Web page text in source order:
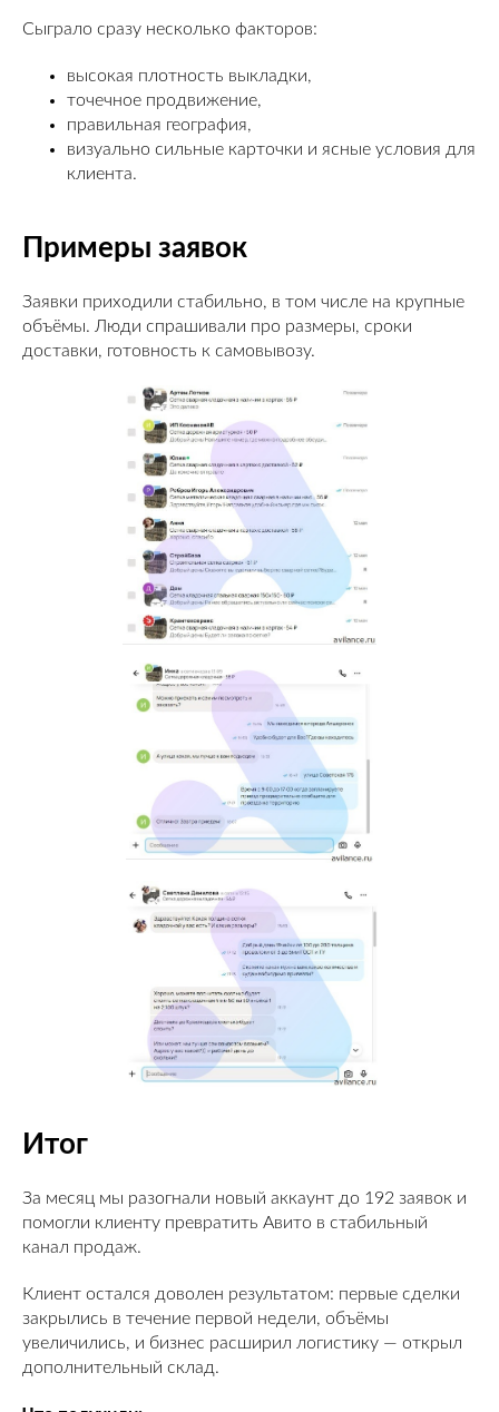
Сыграло сразу несколько факторов:
высокая плотность выкладки,
точечное продвижение,
правильная география,
визуально сильные карточки и ясные условия для
клиента.
Примеры заявок
Заявки приходили стабильно, в том числе на крупные
объёмы. Люди спрашивали про размеры, сроки
доставки, готовность к самовывозу.
Итог
За месяц мы разогнали новый аккаунт до 192 заявок и
помогли клиенту превратить Авито в стабильный
канал продаж.
Клиент остался доволен результатом: первые сделки
закрылись в течение первой недели, объёмы
увеличились, и бизнес расширил логистику — открыл
дополнительный склад.